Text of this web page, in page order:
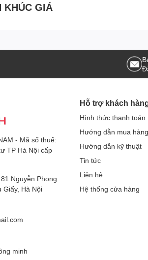
KHÚC GIÁ
- Mã số thuế:
TP Hà Nội cấp
Nguyễn Phong
Giấy, Hà Nội
Hỗ trợ khách
Hình thức thanh toán
Hướng dẫn mua hàng
Hướng dẫn kỹ thuật
Tin tức
Liên hệ
Hệ thống cửa hàng
minh